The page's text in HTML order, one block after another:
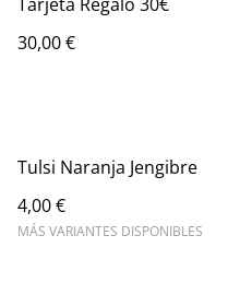
Tarjeta Regalo 30€
30,00 €
Tulsi Naranja Jengibre
4,00 €
MÁS VARIANTES DISPONIBLES